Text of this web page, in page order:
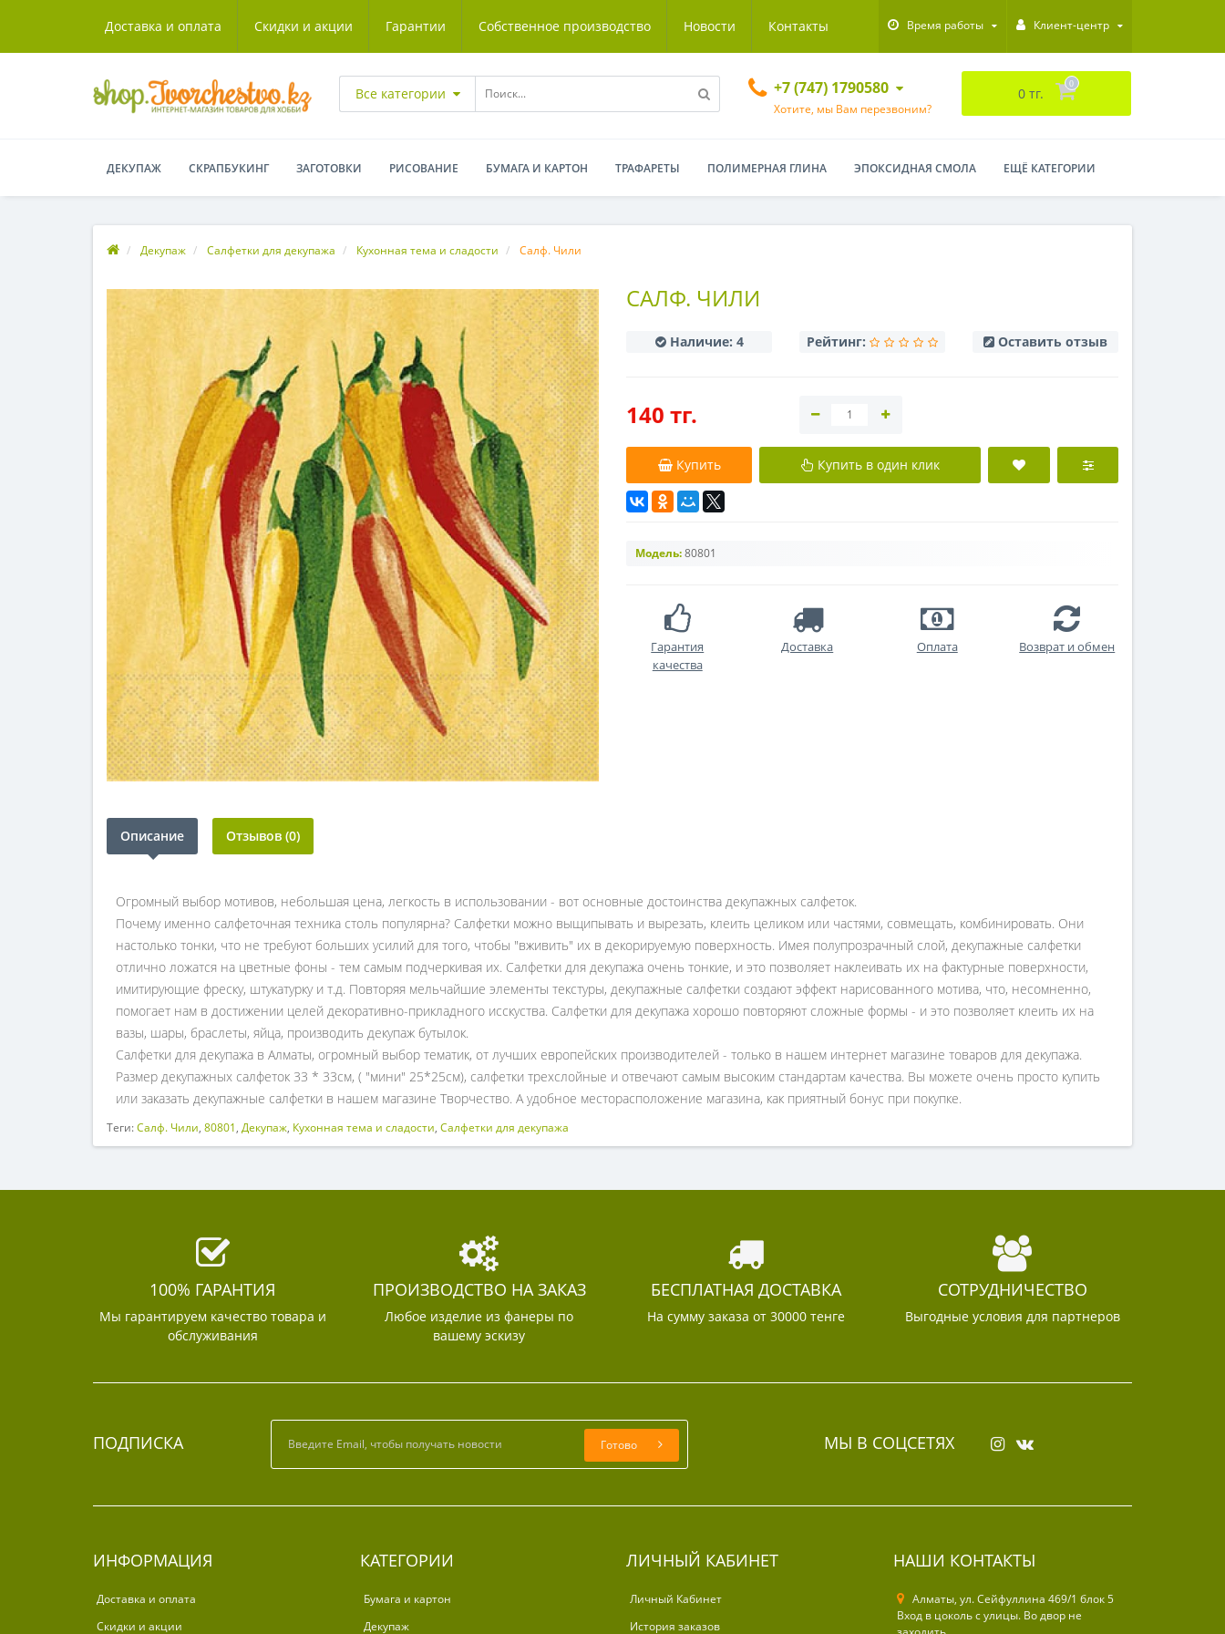
Доставка и оплата Скидки и акции Гарантии Собственное производство Новости Контакты Время работы Клиент-центр
Все категории +7 (747) 1790580
Хотите, мы Вам перезвоним?
0 тг.
0
ДЕКУПАЖ СКРАПБУКИНГ ЗАГОТОВКИ РИСОВАНИЕ БУМАГА И КАРТОН ТРАФАРЕТЫ ПОЛИМЕРНАЯ ГЛИНА ЭПОКСИДНАЯ СМОЛА ЕЩЁ КАТЕГОРИИ
Декупаж Салфетки для декупажа Кухонная тема и сладости Салф. Чили
САЛФ. ЧИЛИ
Наличие: 4 Рейтинг: Оставить отзыв
140 тг.
Купить Купить в один клик
Модель:80801
Гарантия
качества
Доставка Оплата Возврат и обмен
Описание Отзывов (0)
Огромный выбор мотивов, небольшая цена, легкость в использовании - вот основные достоинства декупажных салфеток.
Почему именно салфеточная техника столь популярна? Салфетки можно выщипывать и вырезать, клеить целиком или частями, совмещать, комбинировать. Они
настолько тонки, что не требуют больших усилий для того, чтобы "вживить" их в декорируемую поверхность. Имея полупрозрачный слой, декупажные салфетки
отлично ложатся на цветные фоны - тем самым подчеркивая их. Салфетки для декупажа очень тонкие, и это позволяет наклеивать их на фактурные поверхности,
имитирующие фреску, штукатурку и т.д. Повторяя мельчайшие элементы текстуры, декупажные салфетки создают эффект нарисованного мотива, что, несомненно,
помогает нам в достижении целей декоративно-прикладного исскуства. Салфетки для декупажа хорошо повторяют сложные формы - и это позволяет клеить их на
вазы, шары, браслеты, яйца, производить декупаж бутылок.
Салфетки для декупажа в Алматы, огромный выбор тематик, от лучших европейских производителей - только в нашем интернет магазине товаров для декупажа.
Размер декупажных салфеток 33 * 33см, ( "мини" 25*25см), салфетки трехслойные и отвечают самым высоким стандартам качества. Вы можете очень просто купить
или заказать декупажные салфетки в нашем магазине Творчество. А удобное месторасположение магазина, как приятный бонус при покупке.
Теги:Салф. Чили, 80801, Декупаж, Кухонная тема и сладости, Салфетки для декупажа
100% ГАРАНТИЯ
Мы гарантируем качество товара и
обслуживания
ПРОИЗВОДСТВО НА ЗАКАЗ
Любое изделие из фанеры по
вашему эскизу
БЕСПЛАТНАЯ ДОСТАВКА
На сумму заказа от 30000 тенге
СОТРУДНИЧЕСТВО
Выгодные условия для партнеров
ПОДПИСКА Готово МЫ В СОЦСЕТЯХ
ИНФОРМАЦИЯ
Доставка и оплата
Скидки и акции
КАТЕГОРИИ
Бумага и картон
Декупаж
ЛИЧНЫЙ КАБИНЕТ
Личный Кабинет
История заказов
НАШИ КОНТАКТЫ
Алматы, ул. Cейфуллина 469/1 блок 5
Вход в цоколь с улицы. Во двор не